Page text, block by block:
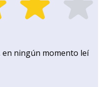
en ningún momento leí